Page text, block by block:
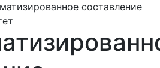
составление